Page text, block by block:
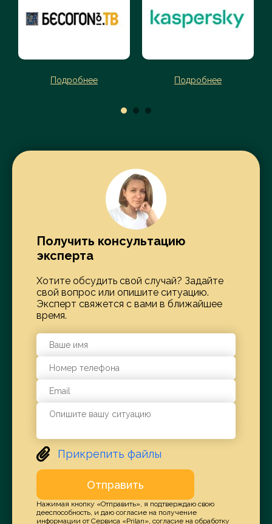
Подробнее Подробнее
Получить консультацию
эксперта
Хотите обсудить свой случай? Задайте
свой вопрос или опишите ситуацию.
Эксперт свяжется с вами в ближайшее
время.
Прикрепить файлы
Отправить
Нажимая кнопку «Отправить», я подтверждаю свою
дееспособность, и даю согласие на получение
информации от Сервиса «Prilan», согласие на обработку